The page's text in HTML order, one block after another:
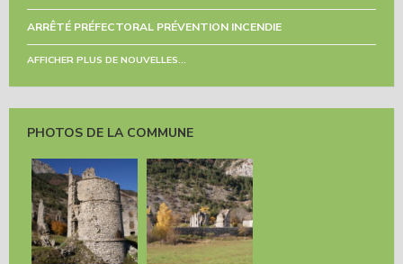
ARRÊTÉ PRÉFECTORAL PRÉVENTION INCENDIE
AFFICHER PLUS DE NOUVELLES...
PHOTOS DE LA COMMUNE